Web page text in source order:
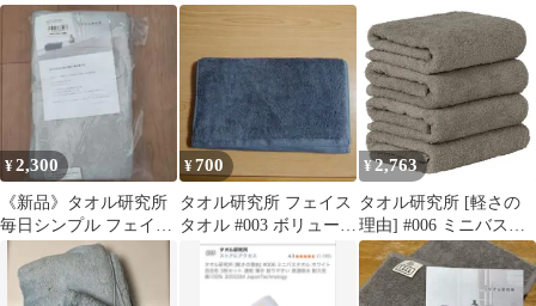
済み)
枚：新品、6枚：中古）
中古 綿100％ 毎日シ
ンプル001
¥2,300
《新品》タオル研究所
毎日シンプル フェイス
タオル 5枚セット ソフ
トグレー
¥700
タオル研究所 フェイス
タオル #003 ボリューム
リッチ グレー
¥ 2,763
タオル研究所 [軽さの
理由] #006 ミニバスタ
オル ウォームグレー ほ
うじ茶色 4枚セット 速
乾 薄手 絞りやすい 高